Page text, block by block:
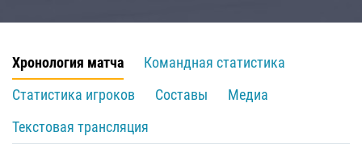
Хронология матча
Командная статистика
Статистика игроков
Составы
Медиа
Текстовая трансляция